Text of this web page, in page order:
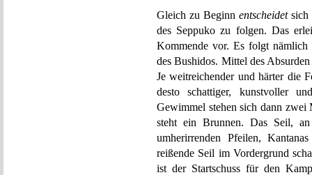
Gleich zu Beginn entscheidetsich
des Seppuko zu folgen. Das
Kommende vor. Es folgt
des Bushidos. Mittel des
Je weitreichender und härter die
desto schattiger, kunstvoller
Gewimmel stehen sich dann zwei
steht ein Brunnen. Das Seil,
umherirrenden Pfeilen,
reißende Seil im Vordergrund
ist der Startschuss für den